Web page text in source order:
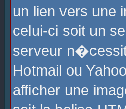
un lien vers
celui-ci soit un
serveur
Hotmail ou
afficher une